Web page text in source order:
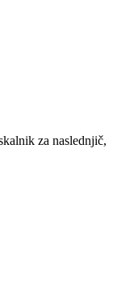
za naslednjič,